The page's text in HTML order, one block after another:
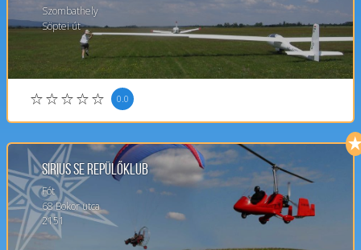
Szombathely
Söptei út
0.0
Sirius SE repülőklub
Fót
68Bokor utca
2151